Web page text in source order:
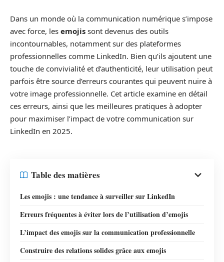
Dans un monde où la communication numérique s’impose
avec force, les emojis sont devenus des outils
incontournables, notamment sur des plateformes
professionnelles comme LinkedIn. Bien qu’ils ajoutent une
touche de convivialité et d’authenticité, leur utilisation peut
parfois être source d’erreurs courantes qui peuvent nuire à
votre image professionnelle. Cet article examine en détail
ces erreurs, ainsi que les meilleures pratiques à adopter
pour maximiser l’impact de votre communication sur
LinkedIn en 2025.
Table des matières
Les emojis : une tendance à surveiller sur LinkedIn
Erreurs fréquentes à éviter lors de l’utilisation d’emojis
L’impact des emojis sur la communication professionnelle
Construire des relations solides grâce aux emojis